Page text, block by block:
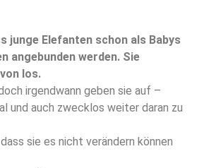
junge Elefanten schon als Babys
angebunden werden. Sie
los.
irgendwann geben sie auf –
und auch zwecklos weiter daran zu
sie es nicht verändern können